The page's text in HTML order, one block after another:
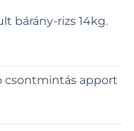
bárány-rizs 14kg.
csontmintás apport